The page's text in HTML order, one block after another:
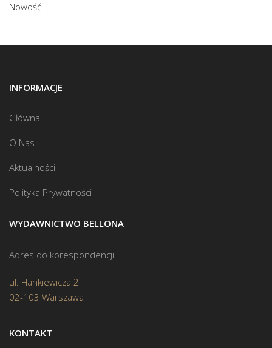
Nowość
INFORMACJE
Główna
O Nas
Aktualności
Polityka Prywatności
WYDAWNICTWO BELLONA
Adres do korespondencji
ul. Hankiewicza 2
02-103 Warszawa
KONTAKT